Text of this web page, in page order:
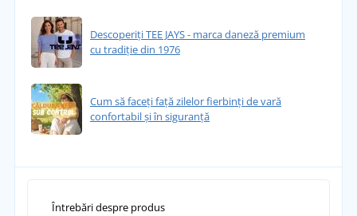
Descoperiți TEE JAYS - marca daneză premium
cu tradiție din 1976
Cum să faceți față zilelor fierbinți de vară
confortabil și în siguranță
Întrebări despre produs